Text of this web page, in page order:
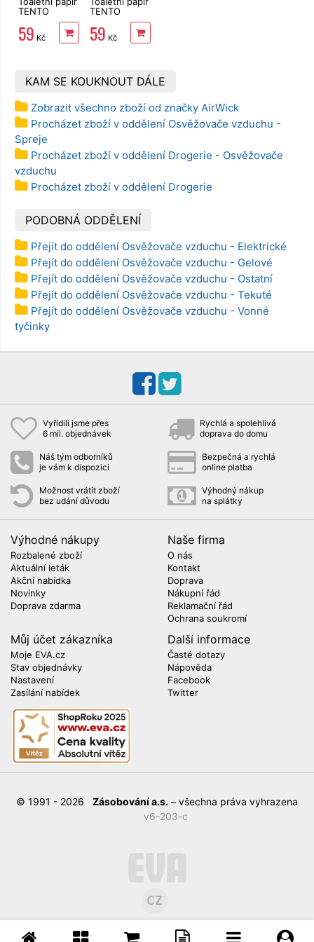
TENTO
3vrstvý 8 rolí,
144 m
59 Kč
TENTO
Ellegance
Pink 3vrstvý
8 rolí, 144 m
59 Kč
KAM SE KOUKNOUT DÁLE
Zobrazit všechno zboží od značky AirWick
Procházet zboží v oddělení Osvěžovače vzduchu -
Spreje
Procházet zboží v oddělení Drogerie - Osvěžovače
vzduchu
Procházet zboží v oddělení Drogerie
PODOBNÁ ODDĚLENÍ
Přejít do oddělení Osvěžovače vzduchu - Elektrické
Přejít do oddělení Osvěžovače vzduchu - Gelové
Přejít do oddělení Osvěžovače vzduchu - Ostatní
Přejít do oddělení Osvěžovače vzduchu - Tekuté
Přejít do oddělení Osvěžovače vzduchu - Vonné
tyčinky
Vyřídili jsme přes
6 mil. objednávek
Rychlá a spolehlivá
doprava do domu
Náš tým odborníků
je vám k dispozici
Bezpečná a rychlá
online platba
Možnost vrátit zboží
bez udání důvodu
Výhodný nákup
na splátky
Výhodné nákupy
Rozbalené zboží
Aktuální leták
Akční nabídka
Novinky
Doprava zdarma
Naše firma
O nás
Kontakt
Doprava
Nákupní řád
Reklamační řád
Ochrana soukromí
Můj účet zákazníka
Moje EVA.cz
Stav objednávky
Nastavení
Zasílání nabídek
Další informace
Časté dotazy
Nápověda
Facebook
Twitter
© 1991 - 2026 Zásobování a.s. – všechna práva vyhrazena
v6-203-c